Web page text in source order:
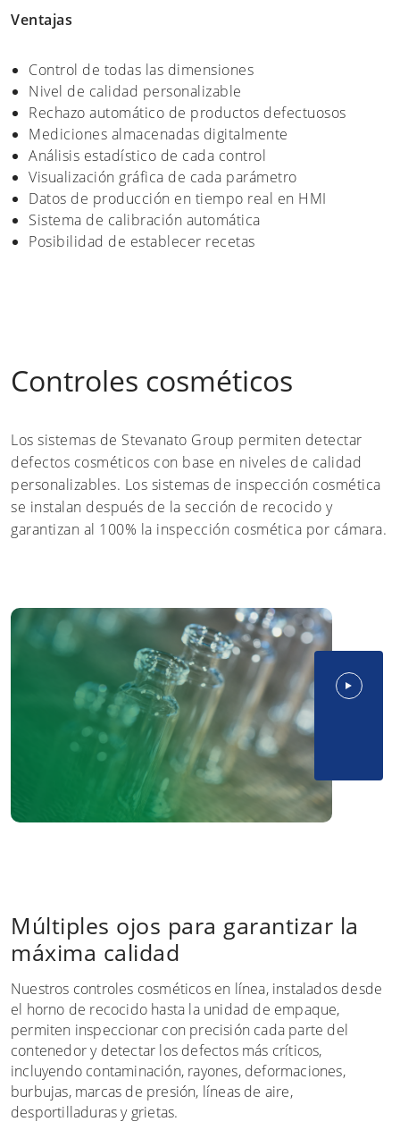
Ventajas
Control de todas las dimensiones
Nivel de calidad personalizable
Rechazo automático de productos defectuosos
Mediciones almacenadas digitalmente
Análisis estadístico de cada control
Visualización gráfica de cada parámetro
Datos de producción en tiempo real en HMI
Sistema de calibración automática
Posibilidad de establecer recetas
Controles cosméticos
Los sistemas de Stevanato Group permiten detectar
defectos cosméticos con base en niveles de calidad
personalizables. Los sistemas de inspección cosmética
se instalan después de la sección de recocido y
garantizan al 100% la inspección cosmética por cámara.
Múltiples ojos para garantizar la
máxima calidad
Nuestros controles cosméticos en línea, instalados desde
el horno de recocido hasta la unidad de empaque,
permiten inspeccionar con precisión cada parte del
contenedor y detectar los defectos más críticos,
incluyendo contaminación, rayones, deformaciones,
burbujas, marcas de presión, líneas de aire,
desportilladuras y grietas.